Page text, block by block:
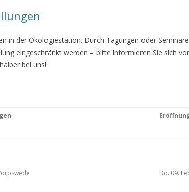
in der Ökologiestation. Durch Tagungen oder
eingeschränkt werden – bitte informieren Sie sich
bei uns!
Do. 09.